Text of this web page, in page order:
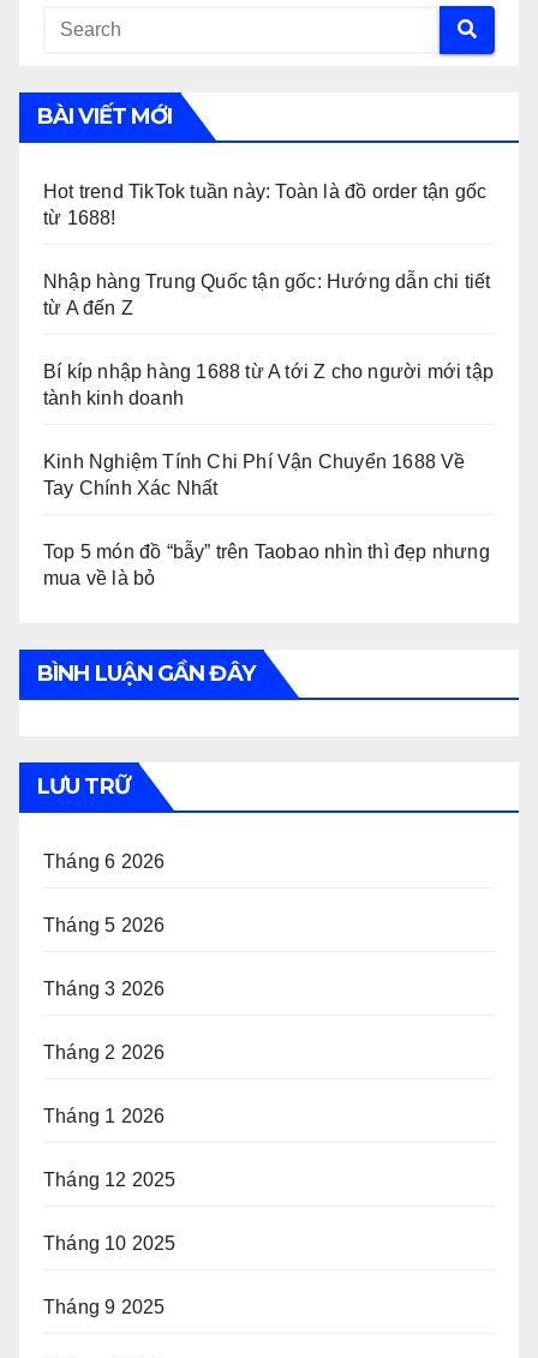
BÀI VIẾT MỚI
Hot trend TikTok tuần này: Toàn là đồ order tận gốc
từ 1688!
Nhập hàng Trung Quốc tận gốc: Hướng dẫn chi tiết
từ A đến Z
Bí kíp nhập hàng 1688 từ A tới Z cho người mới tập
tành kinh doanh
Kinh Nghiệm Tính Chi Phí Vận Chuyển 1688 Về
Tay Chính Xác Nhất
Top 5 món đồ “bẫy” trên Taobao nhìn thì đẹp nhưng
mua về là bỏ
BÌNH LUẬN GẦN ĐÂY
LƯU TRỮ
Tháng 6 2026
Tháng 5 2026
Tháng 3 2026
Tháng 2 2026
Tháng 1 2026
Tháng 12 2025
Tháng 10 2025
Tháng 9 2025